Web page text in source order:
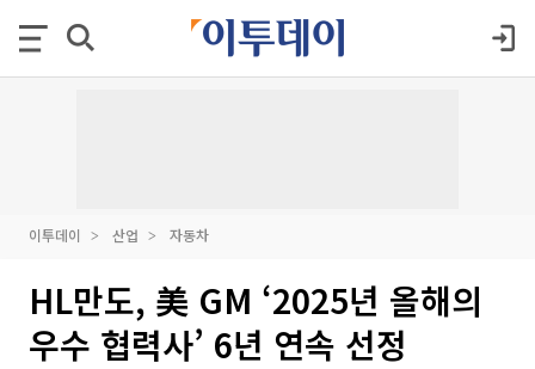
이투데이 산업 자동차
HL만도, 美 GM ‘2025년 올해의
우수 협력사’ 6년 연속 선정